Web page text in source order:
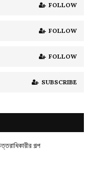
H
FOLLOW
FOLLOW
FOLLOW
SUBSCRIBE
গল্প